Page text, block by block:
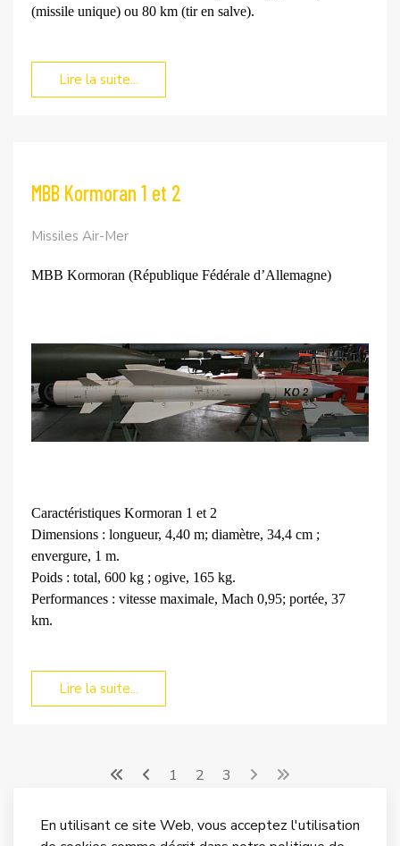
En utilisant ce site Web, vous acceptez l'utilisation
(missile unique) ou 80 km (tir en salve).
Lire la suite...
MBB Kormoran 1 et 2
Missiles Air-Mer
MBB Kormoran (République Fédérale d’Allemagne)
Caractéristiques Kormoran 1 et 2
Dimensions : longueur, 4,40 m; diamètre, 34,4 cm ;
envergure, 1 m.
Poids : total, 600 kg ; ogive, 165 kg.
Performances : vitesse maximale, Mach 0,95; portée, 37
km.
Lire la suite...
1 2 3